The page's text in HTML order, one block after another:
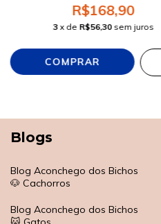
R$168,90
3 x de R$56,30 sem juros
Blogs
Blog Aconchego dos Bichos
🐶 Cachorros
Blog Aconchego dos Bichos